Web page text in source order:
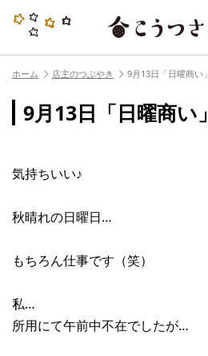
ホーム 店主のつぶやき 9月13日「日曜商い」
9月13日「日曜商い」
気持ちいい♪
秋晴れの日曜日…
もちろん仕事です（笑）
私…
所用にて午前中不在でしたが…